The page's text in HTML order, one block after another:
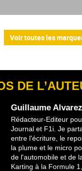
Voir toutes les
DE
Guillaume Alvarez
Rédacteur-Editeur
Journal et F1i. Je
entre l'écriture, le
la plume et le micro
de l'automobile et de
Karting à la Formule